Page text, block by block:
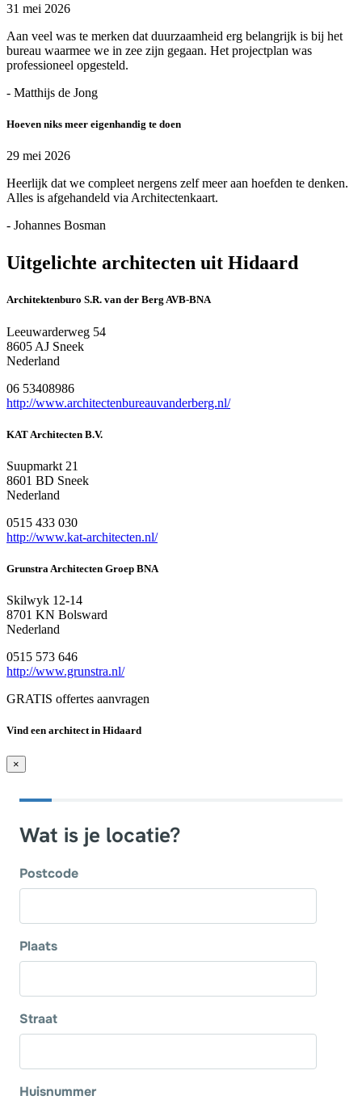
31 mei 2026
Aan veel was te merken dat duurzaamheid erg belangrijk is bij het
bureau waarmee we in zee zijn gegaan. Het projectplan was
professioneel opgesteld.
- Matthijs de Jong
Hoeven niks meer eigenhandig te doen
29 mei 2026
Heerlijk dat we compleet nergens zelf meer aan hoefden te denken.
Alles is afgehandeld via Architectenkaart.
- Johannes Bosman
Uitgelichte architecten uit Hidaard
Architektenburo S.R. van der Berg AVB-BNA
Leeuwarderweg 54
8605 AJ Sneek
Nederland
06 53408986
http://www.architectenbureauvanderberg.nl/
KAT Architecten B.V.
Suupmarkt 21
8601 BD Sneek
Nederland
0515 433 030
http://www.kat-architecten.nl/
Grunstra Architecten Groep BNA
Skilwyk 12-14
8701 KN Bolsward
Nederland
0515 573 646
http://www.grunstra.nl/
GRATIS offertes aanvragen
Vind een architect in Hidaard
×